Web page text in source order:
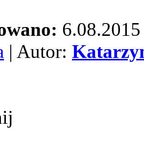
6.08.2015
| Autor: